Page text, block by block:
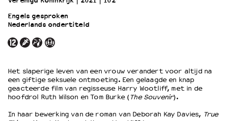
OVER LANTARENVENSTER
Wat we doen
Word vriend
Historie
Partners
Huisregels
Engels gesproken
Nederlands ondertiteld
Het slaperige leven van een vrouw verandert voor altijd na
een giftige seksuele ontmoeting. Een gelaagde en knap
geacteerde film van regisseuse Harry Wootliff, met in de
hoofdrol Ruth Wilson en Tom Burke (The Souvenir).
In haar bewerking van de roman van Deborah Kay Davies, True